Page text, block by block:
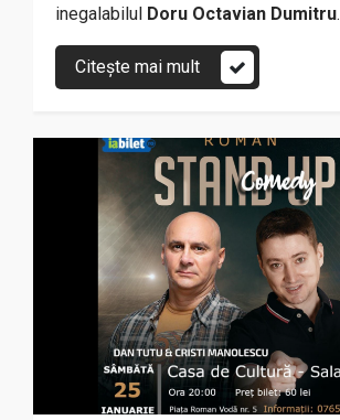
inegalabilul Doru Octavian Dumitru.
Citește mai mult